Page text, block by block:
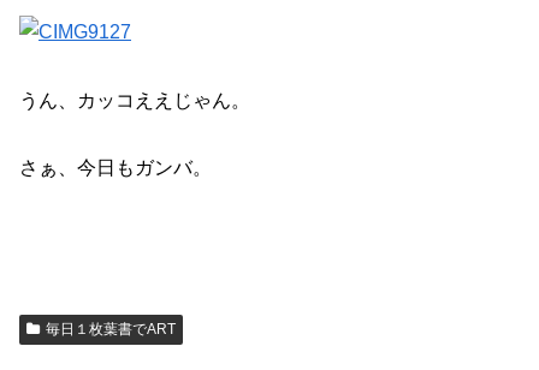
うん、カッコええじゃん。
さぁ、今日もガンバ。
毎日１枚葉書でART